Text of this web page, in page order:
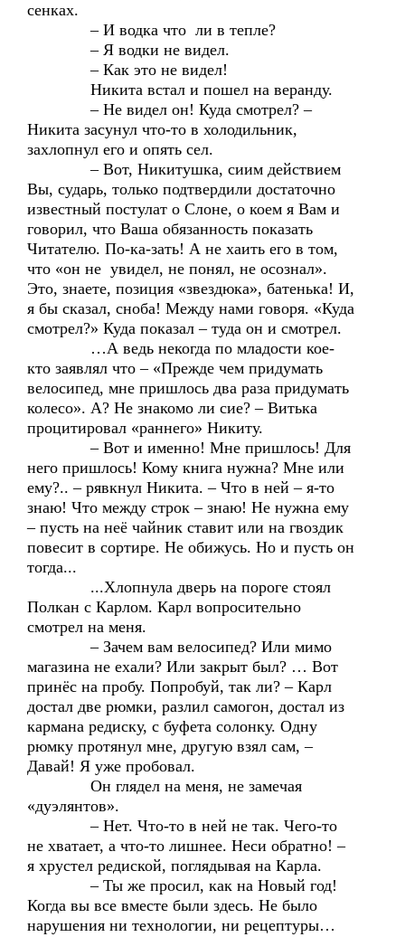
сенках.
– И водка что ли в тепле?
– Я водки не видел.
– Как это не видел!
Никита встал и пошел на веранду.
– Не видел он! Куда смотрел? –
Никита засунул что-то в холодильник,
захлопнул его и опять сел.
– Вот, Никитушка, сиим действием
Вы, сударь, только подтвердили достаточно
известный постулат о Слоне, о коем я Вам и
говорил, что Ваша обязанность показать
Читателю. По-ка-зать! А не хаить его в том,
что «он не увидел, не понял, не осознал».
Это, знаете, позиция «звездюка», батенька! И,
я бы сказал, сноба! Между нами говоря. «Куда
смотрел?» Куда показал – туда он и смотрел.
…А ведь некогда по младости кое-
кто заявлял что – «Прежде чем придумать
велосипед, мне пришлось два раза придумать
колесо». А? Не знакомо ли сие? – Витька
процитировал «раннего» Никиту.
– Вот и именно! Мне пришлось! Для
него пришлось! Кому книга нужна? Мне или
ему?.. – рявкнул Никита. – Что в ней – я-то
знаю! Что между строк – знаю! Не нужна ему
– пусть на неё чайник ставит или на гвоздик
повесит в сортире. Не обижусь. Но и пусть он
тогда...
...Хлопнула дверь на пороге стоял
Полкан с Карлом. Карл вопросительно
смотрел на меня.
– Зачем вам велосипед? Или мимо
магазина не ехали? Или закрыт был? … Вот
принёс на пробу. Попробуй, так ли? – Карл
достал две рюмки, разлил самогон, достал из
кармана редиску, с буфета солонку. Одну
рюмку протянул мне, другую взял сам, –
Давай! Я уже пробовал.
Он глядел на меня, не замечая
«дуэлянтов».
– Нет. Что-то в ней не так. Чего-то
не хватает, а что-то лишнее. Неси обратно! –
я хрустел редиской, поглядывая на Карла.
– Ты же просил, как на Новый год!
Когда вы все вместе были здесь. Не было
нарушения ни технологии, ни рецептуры…